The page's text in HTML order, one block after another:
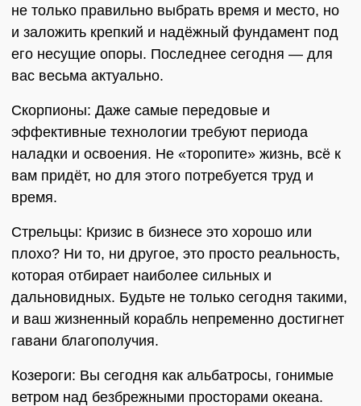
не только правильно выбрать время и место, но
и заложить крепкий и надёжный фундамент под
его несущие опоры. Последнее сегодня — для
вас весьма актуально.
Скорпионы: Даже самые передовые и
эффективные технологии требуют периода
наладки и освоения. Не «торопите» жизнь, всё к
вам придёт, но для этого потребуется труд и
время.
Стрельцы: Кризис в бизнесе это хорошо или
плохо? Ни то, ни другое, это просто реальность,
которая отбирает наиболее сильных и
дальновидных. Будьте не только сегодня такими,
и ваш жизненный корабль непременно достигнет
гавани благополучия.
Козероги: Вы сегодня как альбатросы, гонимые
ветром над безбрежными просторами океана.